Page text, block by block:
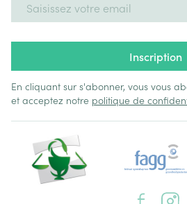
Inscription
En cliquant sur s'abonner, vous vous
et acceptez notre politique de